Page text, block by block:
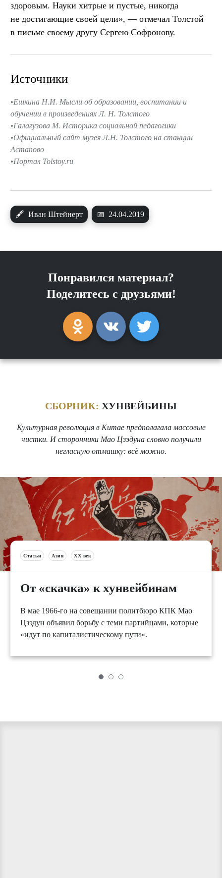
здоровым. Науки хитрые и пустые, никогда
не достигающие своей цели», — отмечал Толстой
в письме своему другу Сергею Софронову.
🖋 Иван Штейнерт 📅 24.04.2019
Источники
Ешкина Н.И. Мысли об образовании, воспитании и
обучении в произведениях Л. Н. Толстого
Галагузова М. Историка социальной педагогики
Официальный сайт музея Л.Н. Толстого на станции
Астапово
Портал Tolstoy.ru
Понравился материал?
Поделитесь с друзьями!
СБОРНИК: ХУНВЕЙБИНЫ
Культурная революция в Китае предполагала массовые
чистки. И сторонники Мао Цзэдуна словно получили
негласную отмашку: всё можно.
Статьи Азия XX век
От «скачка» к хунвейбинам
В мае 1966-го на совещании политбюро КПК Мао
Цзэдун объявил борьбу с теми партийцами, которые
«идут по капиталистическому пути».